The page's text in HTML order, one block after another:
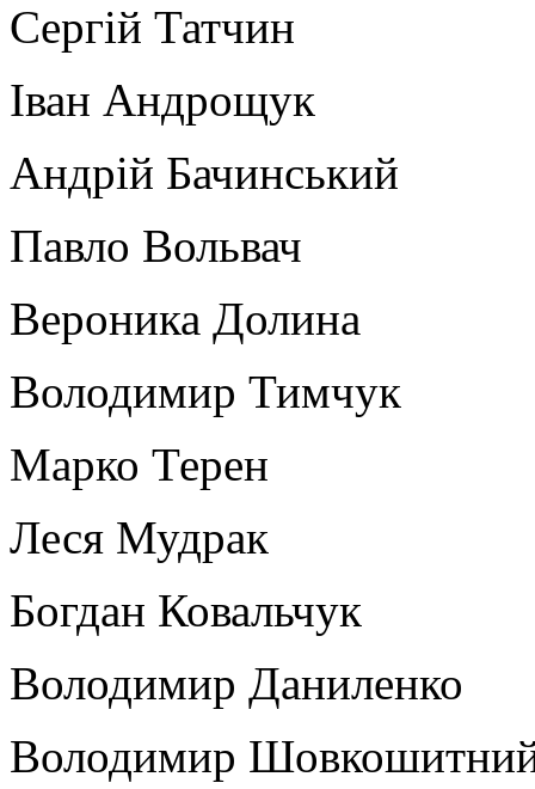
Сергій Татчин
Іван Андрощук
Андрій Бачинський
Павло Вольвач
Вероника Долина
Володимир Тимчук
Марко Терен
Леся Мудрак
Богдан Ковальчук
Володимир Даниленко
Володимир